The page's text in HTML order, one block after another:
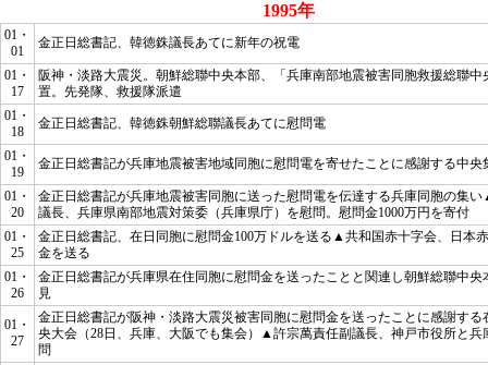
1995年
01・
01
金正日総書記、韓徳銖議長あてに新年の祝電
01・
17
阪神・淡路大震災。朝鮮総聯中央本部、「兵庫南部地震被害同胞救援総聯中
置。先発隊、救援隊派遣
01・
18
金正日総書記、韓徳銖朝鮮総聯議長あてに慰問電
01・
19
金正日総書記が兵庫地震被害地域同胞に慰問電を寄せたことに感謝する中央
01・
20
金正日総書記が兵庫地震被害同胞に送った慰問電を伝達する兵庫同胞の集
議長、兵庫県南部地震対策委（兵庫県庁）を慰問。慰問金1000万円を寄付
01・
25
金正日総書記、在日同胞に慰問金100万ドルを送る▲共和国赤十字会、日本
金を送る
01・
26
金正日総書記が兵庫県在住同胞に慰問金を送ったことと関連し朝鮮総聯中央
見
01・
27
金正日総書記が阪神・淡路大震災被害同胞に慰問金を送ったことに感謝する
央大会（28日、兵庫、大阪でも集会）▲許宗萬責任副議長、神戸市役所と兵
問